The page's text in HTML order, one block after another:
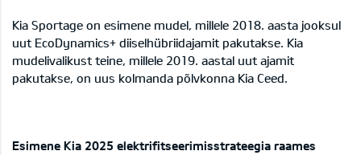
Kia Sportage on esimene mudel, millele 2018. aasta jooksul
uut EcoDynamics+ diiselhübriidajamit pakutakse. Kia
mudelivalikust teine, millele 2019. aastal uut ajamit
pakutakse, on uus kolmanda põlvkonna Kia Ceed.
Esimene Kia 2025 elektrifitseerimisstrateegia raames